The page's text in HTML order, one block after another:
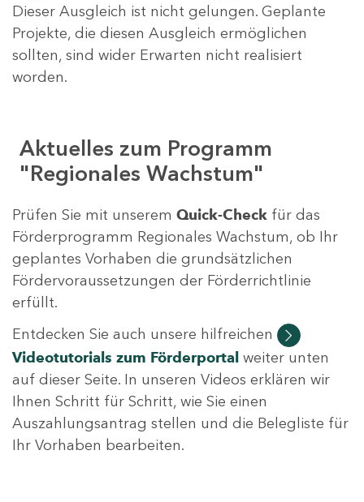
Dieser Ausgleich ist nicht gelungen. Geplante
Projekte, die diesen Ausgleich ermöglichen
sollten, sind wider Erwarten nicht realisiert
worden.
Aktuelles zum Programm
"Regionales Wachstum"
Prüfen Sie mit unserem Quick-Check für das
Förderprogramm Regionales Wachstum, ob Ihr
geplantes Vorhaben die grundsätzlichen
Fördervoraussetzungen der Förderrichtlinie
erfüllt.
Entdecken Sie auch unsere hilfreichen
Videotutorials zum Förderportal weiter unten
auf dieser Seite. In unseren Videos erklären wir
Ihnen Schritt für Schritt, wie Sie einen
Auszahlungsantrag stellen und die Belegliste für
Ihr Vorhaben bearbeiten.